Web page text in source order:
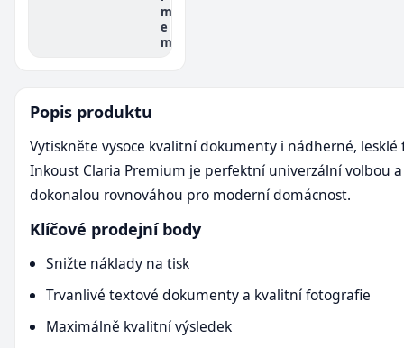
m
e
m
Popis produktu
Vytiskněte vysoce kvalitní dokumenty i nádherné, lesklé
Inkoust Claria Premium je perfektní univerzální volbou a
dokonalou rovnováhou pro moderní domácnost.
Klíčové prodejní body
Snižte náklady na tisk
Trvanlivé textové dokumenty a kvalitní fotografie
Maximálně kvalitní výsledek